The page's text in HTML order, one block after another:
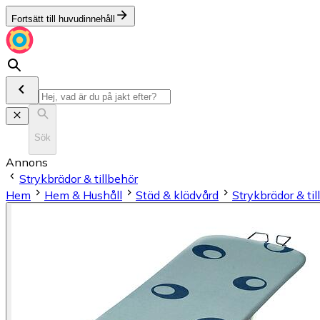
Fortsätt till huvudinnehåll
Sök
Annons
Strykbrädor & tillbehör
Hem
Hem & Hushåll Städ & klädvård Strykbrädor &